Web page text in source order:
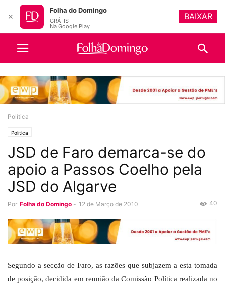
Política
Política
JSD de Faro demarca-se do
apoio a Passos Coelho pela
JSD do Algarve
Por Folha do Domingo - 12 de Março de 2010 40
Segundo a secção de Faro, as razões que subjazem a esta tomada
de posição, decidida em reunião da Comissão Política realizada no
✕
Folha do Domingo
GRÁTIS
Na Google Play
BAIXAR